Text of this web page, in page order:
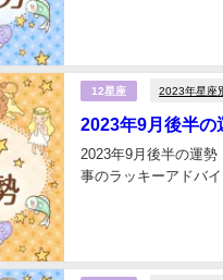
12星座 2023年星座
2023年9月後半の
2023年9月後半の運
事のラッキーアドバ